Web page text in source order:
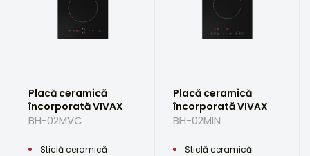
Placă ceramică
încorporată VIVAX
BH-02MVC
Sticlă ceramică
Placă ceramică
încorporată VIVAX
BH-02MIN
Sticlă ceramică